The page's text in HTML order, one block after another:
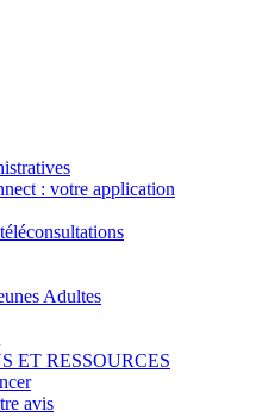
: votre application
Adultes
ET RESSOURCES
avis